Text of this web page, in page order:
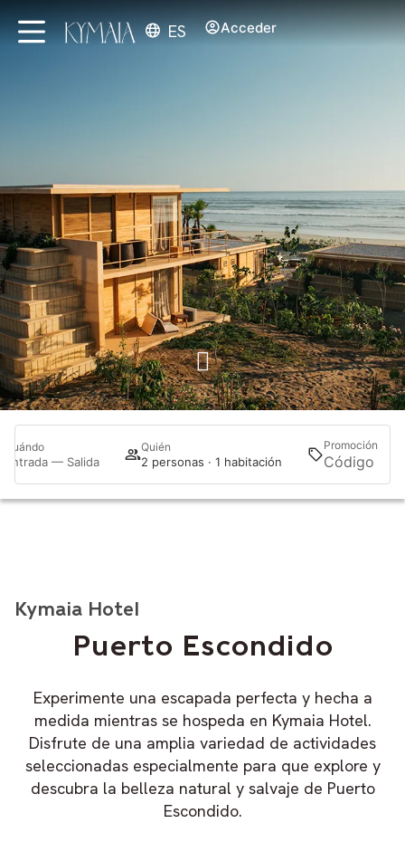
ES Acceder
Cuándo
Entrada — Salida
Quién
2 personas · 1 habitación
Promoción
Kymaia Hotel
Puerto Escondido
Experimente una escapada perfecta y hecha a
medida mientras se hospeda en Kymaia Hotel.
Disfrute de una amplia variedad de actividades
seleccionadas especialmente para que explore y
descubra la belleza natural y salvaje de Puerto
Escondido.